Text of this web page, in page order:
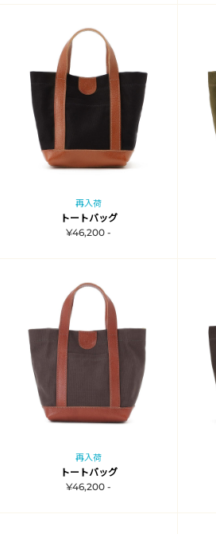
再入荷
トートバッグ
¥46,200 -
再入荷
トートバッグ
¥46,200 -